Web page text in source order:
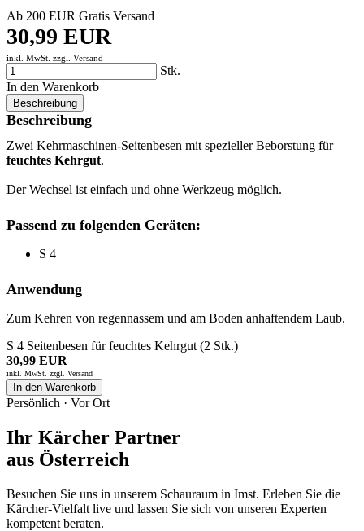
Ab 200 EUR Gratis Versand
30,99 EUR
inkl. MwSt. zzgl. Versand
Stk.
In den Warenkorb
Beschreibung
Beschreibung
Zwei Kehrmaschinen-Seitenbesen mit spezieller Beborstung für
feuchtes Kehrgut.
Der Wechsel ist einfach und ohne Werkzeug möglich.
Passend zu folgenden Geräten:
S 4
Anwendung
Zum Kehren von regennassem und am Boden anhaftendem Laub.
S 4 Seitenbesen für feuchtes Kehrgut (2 Stk.)
30,99 EUR
inkl. MwSt. zzgl. Versand
In den Warenkorb
Persönlich · Vor Ort
Ihr Kärcher Partner
aus Österreich
Besuchen Sie uns in unserem Schauraum in Imst. Erleben Sie die
Kärcher-Vielfalt live und lassen Sie sich von unseren Experten
kompetent beraten.